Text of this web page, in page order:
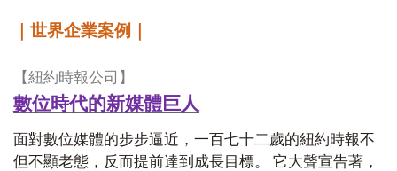
｜世界企業案例｜
【紐約時報公司】
數位時代的新媒體巨人
面對數位媒體的步步逼近，一百七十二歲的紐約時報不
但不顯老態，反而提前達到成長目標。 它大聲宣告著，